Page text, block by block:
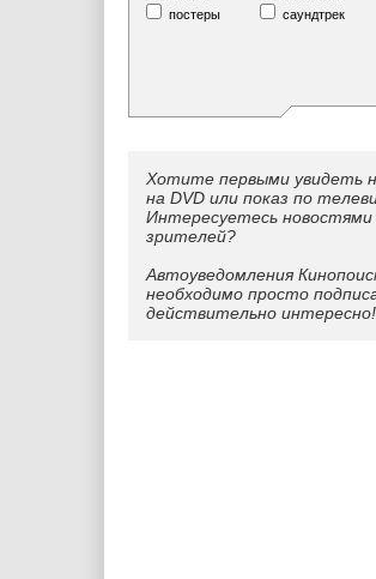
постеры
саундтрек
Хотите первыми увидеть
на DVD или показ по
Интересуетесь
зрителей?
Автоуведомления
необходимо просто
действительно